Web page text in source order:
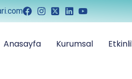
Anasayfa Kurumsal